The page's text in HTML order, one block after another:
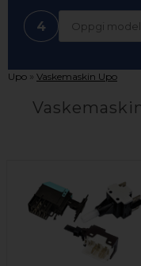
4
Upo » Vaskemaskin Upo